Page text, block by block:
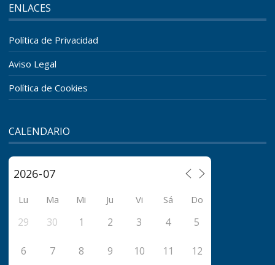
ENLACES
Política de Privacidad
Aviso Legal
Política de Cookies
CALENDARIO
Lu Ma Mi Ju Vi Sá Do
29 30 1 2 3 4 5
6 7 8 9 10 11 12